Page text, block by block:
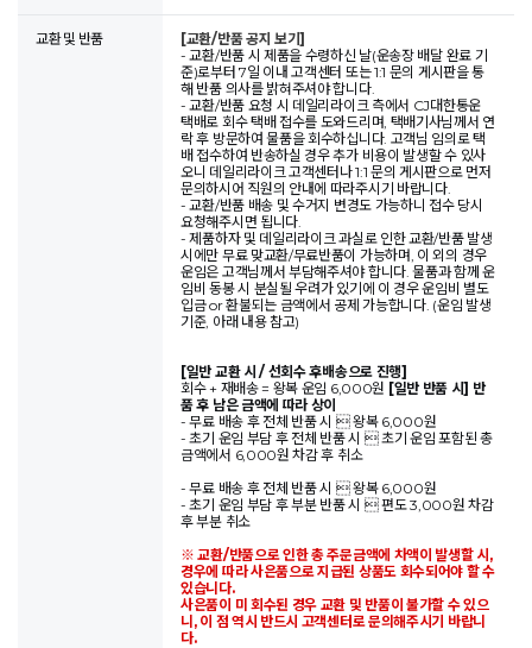
교환 및 반품
[교환/반품 공지 보기]
- 교환/반품 시 제품을 수령하신 날(운송장 배달 완료 기
준)로부터 7일 이내 고객센터 또는 1:1 문의 게시판을 통
해 반품 의사를 밝혀주셔야 합니다.
- 교환/반품 요청 시 데일리라이크 측에서 CJ대한통운
택배로 회수 택배 접수를 도와드리며, 택배기사님께서 연
락 후 방문하여 물품을 회수하십니다. 고객님 임의로 택
배 접수하여 반송하실 경우 추가 비용이 발생할 수 있사
오니 데일리라이크 고객센터나 1:1 문의 게시판으로 먼저
문의하시어 직원의 안내에 따라주시기 바랍니다.
- 교환/반품 배송 및 수거지 변경도 가능하니 접수 당시
요청해주시면 됩니다.
- 제품하자 및 데일리라이크 과실로 인한 교환/반품 발생
시에만 무료 맞교환/무료반품이 가능하며, 이 외의 경우
운임은 고객님께서 부담해주셔야 합니다. 물품과 함께 운
임비 동봉 시 분실될 우려가 있기에 이 경우 운임비 별도
입금 or 환불되는 금액에서 공제 가능합니다. (운임 발생
기준, 아래 내용 참고)
[일반 교환 시 / 선회수 후배송으로 진행]
회수 + 재배송 = 왕복 운임 6,000원 [일반 반품 시] 반
품 후 남은 금액에 따라 상이
- 무료 배송 후 전체 반품 시  왕복 6,000원
- 초기 운임 부담 후 전체 반품 시  초기 운임 포함된 총
금액에서 6,000원 차감 후 취소
- 무료 배송 후 전체 반품 시  왕복 6,000원
- 초기 운임 부담 후 부분 반품 시  편도 3,000원 차감
후 부분 취소
※ 교환/반품으로 인한 총 주문금액에 차액이 발생할 시,
경우에 따라 사은품으로 지급된 상품도 회수되어야 할 수
있습니다.
사은품이 미 회수된 경우 교환 및 반품이 불가할 수 있으
니, 이 점 역시 반드시 고객센터로 문의해주시기 바랍니
다.